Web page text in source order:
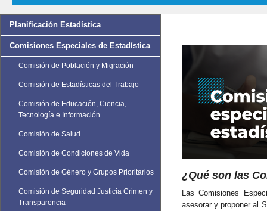
Planificación Estadística
Comisiones Especiales de Estadística
Comisión de Población y Migración
Comisión de Estadísticas del Trabajo
Comisión de Educación, Ciencia,
Tecnología e Información
Comisión de Salud
Comisión de Condiciones de Vida
Comisión de Género y Grupos Prioritarios
Comisión de Seguridad Justicia Crimen y
Transparencia
¿Qué son las
Las Comisiones
asesorar y proponer al